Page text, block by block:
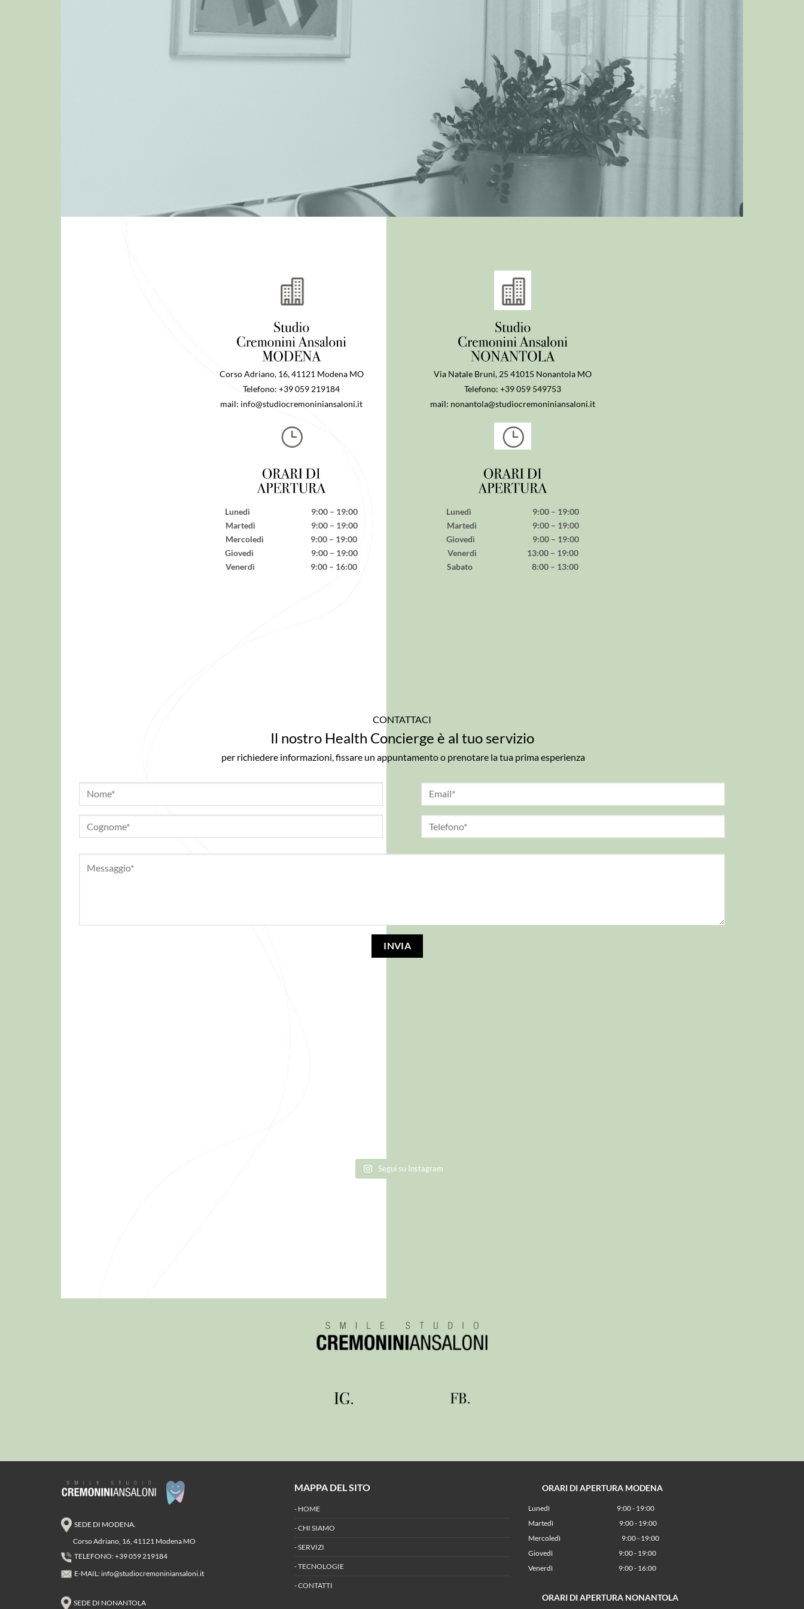
Corso Adriano, 16, 41121 Modena MO
Telefono: +39059 219184
mail: info@studiocremoniniansaloni.it
Lunedì 9:00 – 19:00
Martedì 9:00 – 19:00
Mercoledì 9:00 – 19:00
Giovedì 9:00 – 19:00
Venerdì 9:00 – 16:00
Via Natale Bruni, 25 41015 Nonantola MO
Telefono: +39059 549753
mail: nonantola@studiocremoniniansaloni.it
Lunedì 9:00 – 19:00
Martedì 9:00 – 19:00
Giovedì 9:00 – 19:00
Venerdì 13:00 – 19:00
Sabato 8:00 – 13:00
CONTATTACI
Il nostro Health Concierge è al tuo servizio
per richiedere informazioni, fissare un appuntamento o prenotare la tua prima esperienza
Segui su Instagram
SEDE DI MODENA.
Corso Adriano, 16, 41121 Modena MO
TELEFONO: +39 059 219184
E-MAIL: info@studiocremoniniansaloni.it
SEDE DI NONANTOLA
MAPPA DEL SITO
- HOME
-CHI SIAMO
-SERVIZI
-TECNOLOGIE
-CONTATTI
ORARI DI APERTURA MODENA
Lunedì 9:00 - 19:00
Martedì 9:00 - 19:00
Mercoledì 9:00 - 19:00
Giovedì 9:00 - 19:00
Venerdì 9:00 - 16:00
ORARI DI APERTURA NONANTOLA